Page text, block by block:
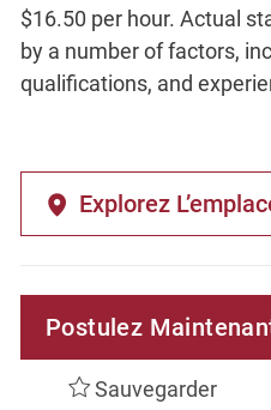
$16.50 per hour. Actual
by a number of factors,
qualifications, and
Explorez
Postulez
Sauvegarder